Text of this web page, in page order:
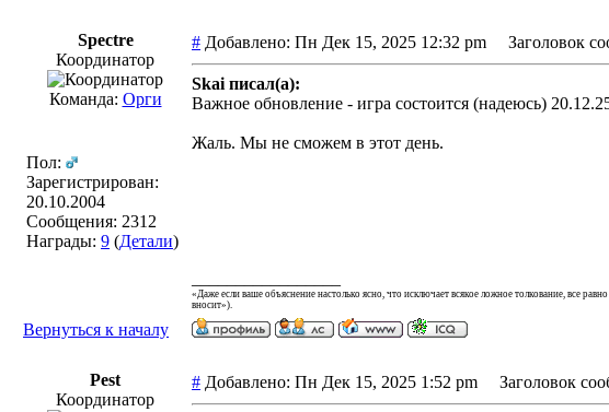
Spectre
Координатор
Команда: Орги
Пол:
Зарегистрирован:
20.10.2004
Сообщения: 2312
Награды: 9 (Детали)
# Добавлено: Пн Дек 15, 2025 12:32 pm Заголовок
Skai писал(а):
Важное обновление - игра состоится (надеюсь)
Жаль. Мы не сможем в этот день.
«Даже если ваше объяснение настолько ясно, что исключает всякое ложное толкование, все
вносит»).
Вернуться к началу
Pest
Координатор
# Добавлено: Пн Дек 15, 2025 1:52 pm Заголовок